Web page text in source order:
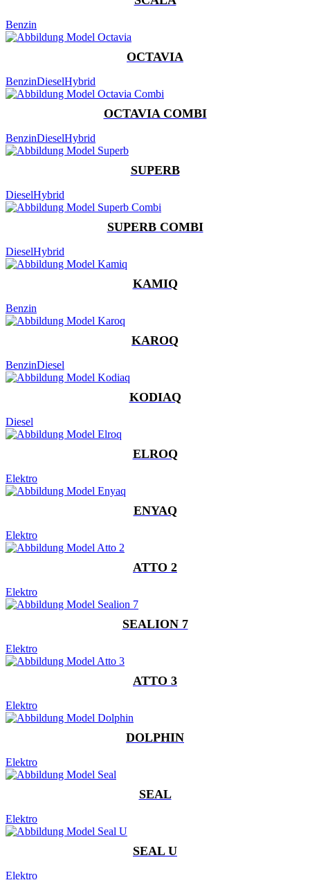
Benzin
OCTAVIA
BenzinDieselHybrid
OCTAVIA COMBI
BenzinDieselHybrid
SUPERB
DieselHybrid
SUPERB COMBI
DieselHybrid
KAMIQ
Benzin
KAROQ
BenzinDiesel
KODIAQ
Diesel
ELROQ
Elektro
ENYAQ
Elektro
ATTO 2
Elektro
SEALION 7
Elektro
ATTO 3
Elektro
DOLPHIN
Elektro
SEAL
Elektro
SEAL U
Elektro